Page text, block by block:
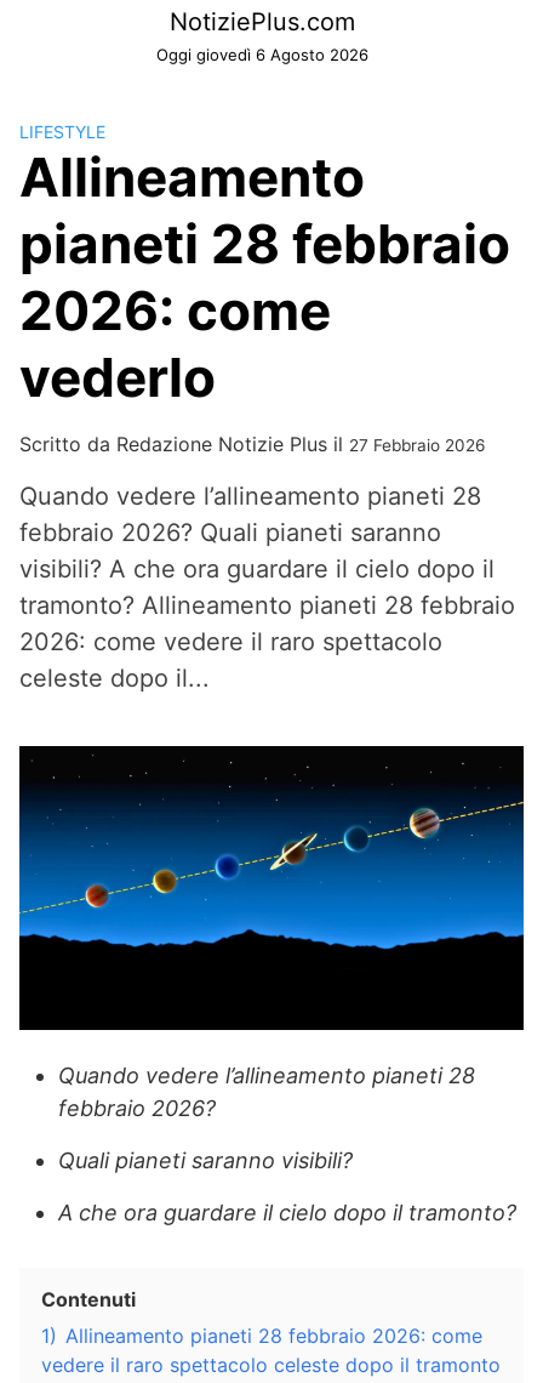
NotiziePlus.com
Oggi giovedì 6 Agosto 2026
LIFESTYLE
Allineamento
pianeti 28 febbraio
2026: come
vederlo
Scritto da Redazione Notizie Plus il 27 Febbraio 2026
Quando vedere l’allineamento pianeti 28
febbraio 2026? Quali pianeti saranno
visibili? A che ora guardare il cielo dopo il
tramonto? Allineamento pianeti 28 febbraio
2026: come vedere il raro spettacolo
celeste dopo il...
Quando vedere l’allineamento pianeti 28
febbraio 2026?
Quali pianeti saranno visibili?
A che ora guardare il cielo dopo il tramonto?
Contenuti
1) Allineamento pianeti 28 febbraio 2026: come
vedere il raro spettacolo celeste dopo il tramonto